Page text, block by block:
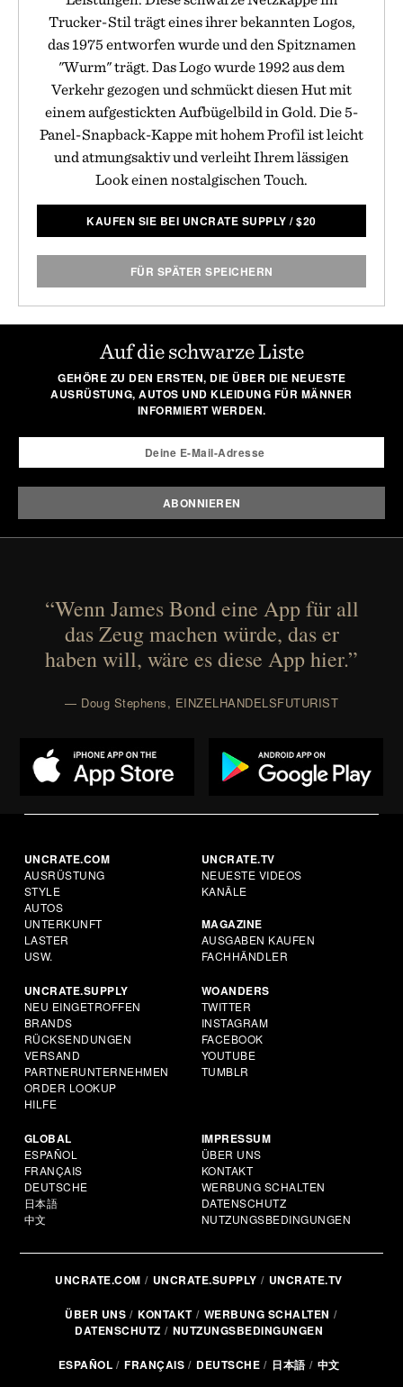
Trucker-Stil trägt eines ihrer bekannten Logos,
das 1975 entworfen wurde und den Spitznamen
"Wurm" trägt. Das Logo wurde 1992 aus dem
Verkehr gezogen und schmückt diesen Hut mit
einem aufgestickten Aufbügelbild in Gold. Die 5-
Panel-Snapback-Kappe mit hohem Profil ist leicht
und atmungsaktiv und verleiht Ihrem lässigen
Look einen nostalgischen Touch.
KAUFEN SIE BEI UNCRATE SUPPLY /$20
FÜR SPÄTER SPEICHERN
Auf die schwarze Liste
GEHÖRE ZU DEN ERSTEN, DIE ÜBER DIE NEUESTE
AUSRÜSTUNG, AUTOS UND KLEIDUNG FÜR MÄNNER
INFORMIERT WERDEN.
“Wenn James Bond eine App für all
das Zeug machen würde, das er
haben will, wäre es diese App hier.”
— Doug Stephens, EINZELHANDELSFUTURIST
UNCRATE.COM
AUSRÜSTUNG
STYLE
AUTOS
UNTERKUNFT
LASTER
USW.
UNCRATE.TV
NEUESTE VIDEOS
KANÄLE
MAGAZINE
AUSGABEN KAUFEN
FACHHÄNDLER
UNCRATE.SUPPLY
NEU EINGETROFFEN
BRANDS
RÜCKSENDUNGEN
VERSAND
PARTNERUNTERNEHMEN
ORDER LOOKUP
HILFE
WOANDERS
TWITTER
INSTAGRAM
FACEBOOK
YOUTUBE
TUMBLR
GLOBAL
ESPAÑOL
FRANÇAIS
DEUTSCHE
日本語
中文
IMPRESSUM
ÜBER UNS
KONTAKT
WERBUNG SCHALTEN
DATENSCHUTZ
NUTZUNGSBEDINGUNGEN
UNCRATE.COM UNCRATE.SUPPLY UNCRATE.TV
ÜBER UNS KONTAKT
WERBUNG SCHALTEN
DATENSCHUTZ
NUTZUNGSBEDINGUNGEN
ESPAÑOL FRANÇAIS DEUTSCHE 日本語 中文